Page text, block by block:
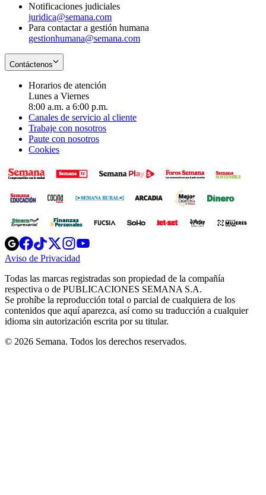
Notificaciones judiciales
juridica@semana.com
Para contactar a gestión humana
gestionhumana@semana.com
Contáctenos
Horarios de atención
Lunes a Viernes
8:00 a.m. a 6:00 p.m.
Canales de servicio al cliente
Trabaje con nosotros
Paute con nosotros
Cookies
Opens
in
new
Opens
in
new
Opens
in
new
window
Opens
new
windowwindow
Aviso de Privacidad
new
window
Todas las marcas registradas son propiedad de la compañía
respectiva o de PUBLICACIONES SEMANA S.A.
Se prohíbe la reproducción total o parcial de cualquiera de los
contenidos que aquí aparezca, así como su traducción a cualquier
idioma sin autorización escrita por su titular.
© 2026 Semana. Todos los derechos reservados.